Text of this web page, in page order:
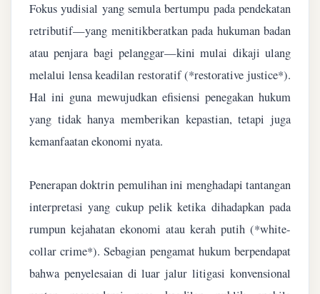
Fokus yudisial yang semula bertumpu pada pendekatan
retributif—yang menitikberatkan pada hukuman badan
atau penjara bagi pelanggar—kini mulai dikaji ulang
melalui lensa keadilan restoratif (*restorative justice*).
Hal ini guna mewujudkan efisiensi penegakan hukum
yang tidak hanya memberikan kepastian, tetapi juga
kemanfaatan ekonomi nyata.
Penerapan doktrin pemulihan ini menghadapi tantangan
interpretasi yang cukup pelik ketika dihadapkan pada
rumpun kejahatan ekonomi atau kerah putih (*white-
collar crime*). Sebagian pengamat hukum berpendapat
bahwa penyelesaian di luar jalur litigasi konvensional